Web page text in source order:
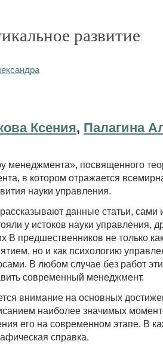
развитие
Ксения, Палагина
менеджмента», посвященного
в котором отражается
науки управления.
данные статьи, сами
у истоков науки управления,
В предшественников не только
но и как психологию
В любом случае без работ
современный менеджмент.
внимание на основных
наиболее значимых
его на современном этапе. В
справка.